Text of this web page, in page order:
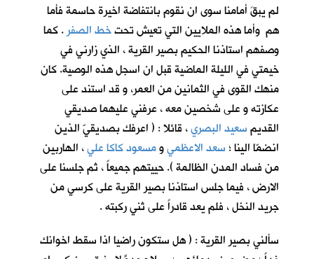
لم يبقَ أمامنا سوى ان نقوم بانتفاضة اخيرة حاسمة فأما
هم وأما هذه الملايين التي تعيش تحتخط الصفر. كما
وصفهم استاذنا الحكيم بصير القرية ، الذي زارني في
خيمتي في الليلة الماضية قبل ان اسجل هذه الوصية. كان
منهك القوى في الثمانين من العمر، و قد استند على
عكازته و على شخصين معه ، عرفني عليهما صديقي
القديمسعيد البصري، قائلا : ( اعرفك بصديقيّ الذين
انضمّا الينا ؛ سعد الاعظميومسعود كاكا علي، الهاربين
من فساد المدن الظالمة ). حييتهم جميعاً ، ثم جلسنا على
الارض ، فيما جلس استاذنا بصير القرية على كرسي من
جريد النخل ، فلم يعد قادراً على ثني ركبته .
سألني بصير القرية : ( هل ستكون راضيا اذا سقط اخوانك